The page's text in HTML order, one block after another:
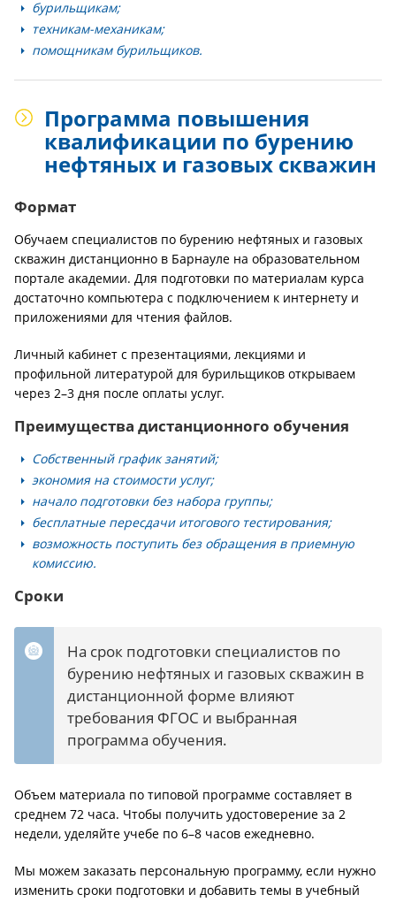
бурильщикам;
техникам-механикам;
помощникам бурильщиков.
Программа повышения
квалификации по бурению
нефтяных и газовых скважин
Формат
Обучаем специалистов по бурению нефтяных и газовых
скважин дистанционно в Барнауле на образовательном
портале академии. Для подготовки по материалам курса
достаточно компьютера с подключением к интернету и
приложениями для чтения файлов.
Личный кабинет с презентациями, лекциями и
профильной литературой для бурильщиков открываем
через 2–3 дня после оплаты услуг.
Преимущества дистанционного обучения
Собственный график занятий;
экономия на стоимости услуг;
начало подготовки без набора группы;
бесплатные пересдачи итогового тестирования;
возможность поступить без обращения в приемную
комиссию.
Сроки
На срок подготовки специалистов по
бурению нефтяных и газовых скважин в
дистанционной форме влияют
требования ФГОС и выбранная
программа обучения.
Объем материала по типовой программе составляет в
среднем 72 часа. Чтобы получить удостоверение за 2
недели, уделяйте учебе по 6–8 часов ежедневно.
Мы можем заказать персональную программу, если нужно
изменить сроки подготовки и добавить темы в учебный